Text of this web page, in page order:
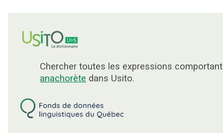
Chercher toutes les expressions
anachorète dans Usito.